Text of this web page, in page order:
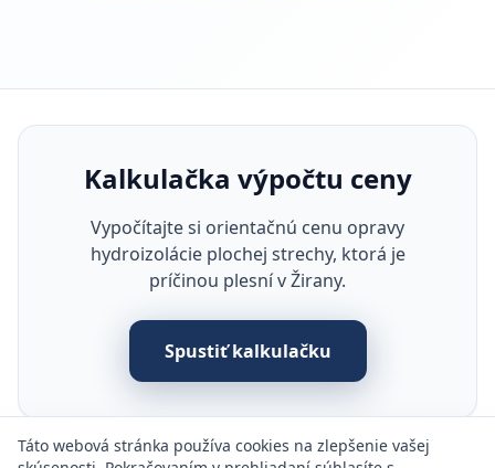
Kalkulačka výpočtu ceny
Vypočítajte si orientačnú cenu opravy
hydroizolácie plochej strechy, ktorá je
príčinou plesní v Žirany.
Spustiť kalkulačku
Táto webová stránka používa cookies na zlepšenie vašej